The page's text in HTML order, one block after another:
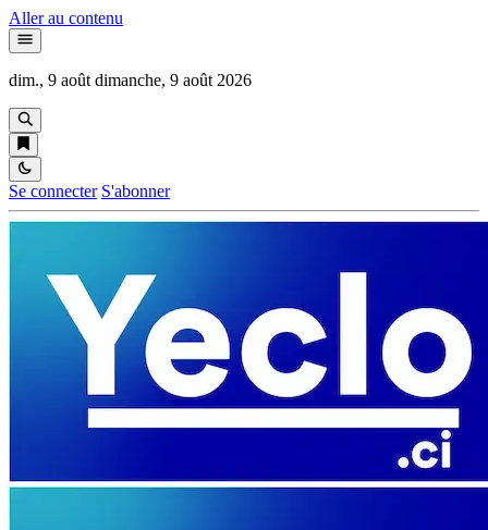
Aller au contenu
dim., 9 août dimanche, 9 août 2026
Se connecter S'abonner